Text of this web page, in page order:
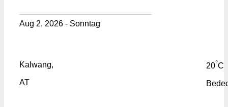
Aug 2, 2026 - Sonntag
Kalwang,
AT
20°C